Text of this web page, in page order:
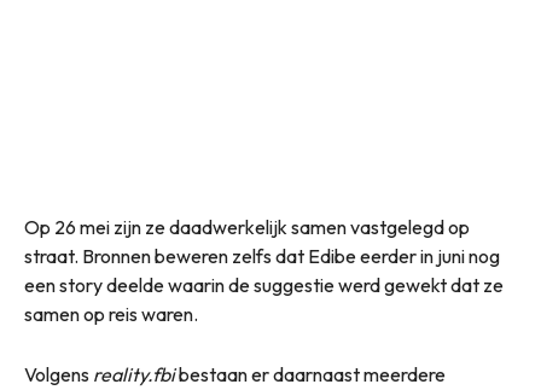
Op 26 mei zijn ze daadwerkelijk samen vastgelegd op
straat. Bronnen beweren zelfs dat Edibe eerder in juni nog
een story deelde waarin de suggestie werd gewekt dat ze
samen op reis waren.
Volgens reality.fbibestaan er daarnaast meerdere